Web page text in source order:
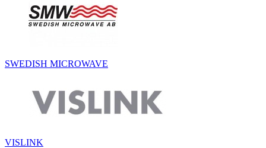
SWEDISH MICROWAVE
VISLINK